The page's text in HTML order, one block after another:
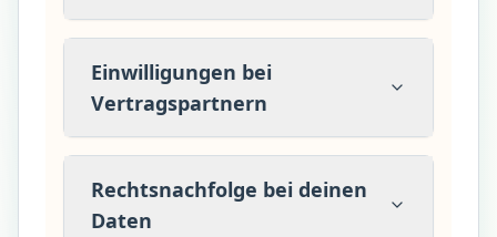
Einwilligungen bei
Vertragspartnern
Rechtsnachfolge bei deinen
Daten